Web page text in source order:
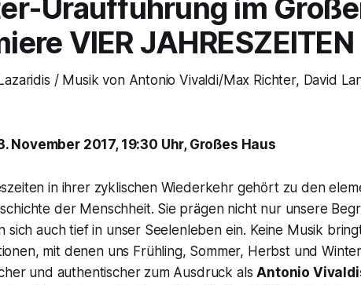
Uraufführung im
VIER JAHRESZEITEN
/ Musik von Antonio Vivaldi/Max Richter, David
November 2017, 19:30 Uhr, Großes Haus
in ihrer zyklischen Wiederkehr gehört zu den
der Menschheit. Sie prägen nicht nur unsere
sich auch tief in unser Seelenleben ein. Keine Musik
mit denen uns Frühling, Sommer, Herbst und
und authentischer zum Ausdruck alsAntonio